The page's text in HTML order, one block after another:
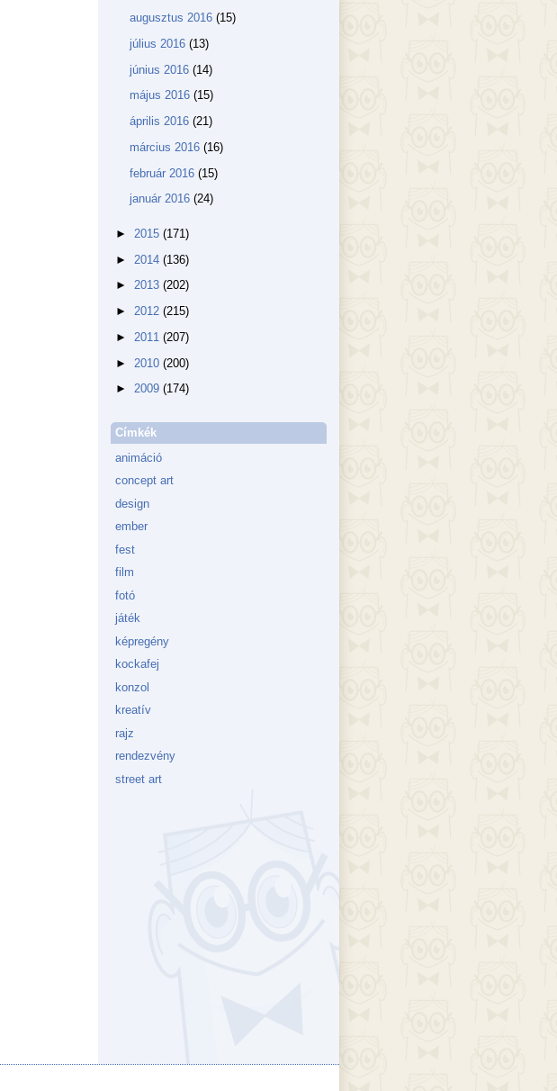
augusztus 2016 (15)
július 2016 (13)
június 2016 (14)
május 2016 (15)
április 2016 (21)
március 2016 (16)
február 2016 (15)
január 2016 (24)
► 2015 (171)
► 2014 (136)
► 2013 (202)
► 2012 (215)
► 2011 (207)
► 2010 (200)
► 2009 (174)
Címkék
animáció
concept art
design
ember
fest
film
fotó
játék
képregény
kockafej
konzol
kreatív
rajz
rendezvény
street art